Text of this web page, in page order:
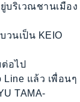
บริเวณชานเมือง
วนเป็น KEIO
อไป
แล้ว เพื่อนๆ
TAMA-